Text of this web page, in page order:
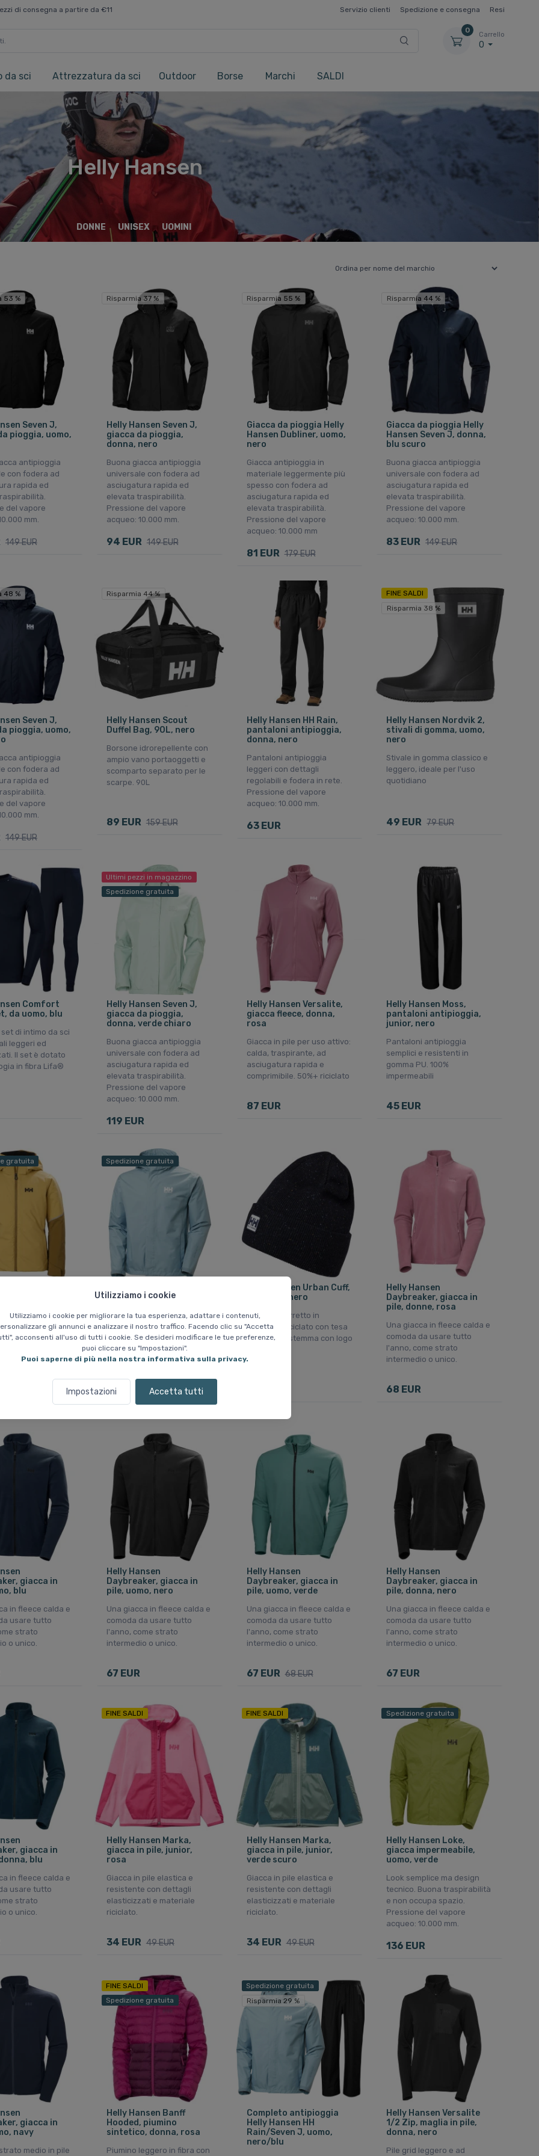
Utilizziamo i cookie
Utilizziamo i cookie per migliorare la tua esperienza, adattare i contenuti,
gli annunci e analizzare il nostro traffico. Facendo clic su "Accetta
acconsenti all'uso di tutti i cookie. Se desideri modificare le tue preferenze,
puoi cliccare su "Impostazioni".
Puoi saperne di più nella nostra informativa sulla privacy.
Impostazioni Accetta tutti
di consegna a partire da €11 Servizio clienti Spedizione e consegna Resi
0
Carrello
0
da sci Attrezzatura da sci Outdoor Borse Marchi SALDI
Helly Hansen
DONNE UNISEX UOMINI
53 %
Seven J,
pioggia, uomo,
antipioggia
con fodera ad
rapida ed
del vapore
mm.
149 EUR
Risparmia 37 %
Helly Hansen Seven J,
giacca da pioggia,
donna, nero
Buona giacca antipioggia
universale con fodera ad
asciugatura rapida ed
elevata traspirabilità.
Pressione del vapore
acqueo: 10.000 mm.
94 EUR 149 EUR
Risparmia 55 %
Giacca da pioggia Helly
Hansen Dubliner, uomo,
nero
Giacca antipioggia in
materiale leggermente più
spesso con fodera ad
asciugatura rapida ed
elevata traspirabilità.
Pressione del vapore
acqueo: 10.000 mm
81 EUR 179 EUR
Risparmia 44 %
Giacca da pioggia Helly
Hansen Seven J, donna,
blu scuro
Buona giacca antipioggia
universale con fodera ad
asciugatura rapida ed
elevata traspirabilità.
Pressione del vapore
acqueo: 10.000 mm.
83 EUR 149 EUR
48 %
Seven J,
pioggia, uomo,
antipioggia
con fodera ad
rapida ed
del vapore
mm.
149 EUR
Risparmia 44 %
Helly Hansen Scout
Duffel Bag, 90L, nero
Borsone idrorepellente con
ampio vano portaoggetti e
scomparto separato per le
scarpe. 90L
89 EUR 159 EUR
Helly Hansen HH Rain,
pantaloni antipioggia,
donna, nero
Pantaloni antipioggia
leggeri con dettagli
regolabili e fodera in rete.
Pressione del vapore
acqueo: 10.000 mm.
63 EUR
FINE SALDI
Risparmia 38 %
Helly Hansen Nordvik 2,
stivali di gomma, uomo,
nero
Stivale in gomma classico e
leggero, ideale per l'uso
quotidiano
49 EUR 79 EUR
Comfort
da uomo, blu
di intimo da sci
leggeri ed
Il set è dotato
in fibra Lifa®
Ultimi pezzi in magazzino
Spedizione gratuita
Helly Hansen Seven J,
giacca da pioggia,
donna, verde chiaro
Buona giacca antipioggia
universale con fodera ad
asciugatura rapida ed
elevata traspirabilità.
Pressione del vapore
acqueo: 10.000 mm.
119 EUR
Helly Hansen Versalite,
giacca fleece, donna,
rosa
Giacca in pile per uso attivo:
calda, traspirante, ad
asciugatura rapida e
comprimibile. 50%+ riciclato
87 EUR
Helly Hansen Moss,
pantaloni antipioggia,
junior, nero
Pantaloni antipioggia
semplici e resistenti in
gomma PU. 100%
impermeabili
45 EUR
gratuita
Jewel,
sci, junior,
equipaggiata e
ricca di
perfetta
l'inverno
Spedizione gratuita
giacca antipioggia,
Buona giacca antipioggia
universale con fodera ad
asciugatura rapida ed
elevata traspirabilità.
acqueo: 10.000 mm.
119 EUR
Helly Hansen Urban Cuff,
berretto, nero
Comodo berretto in
materiale riciclato con tesa
ripiegata e stemma con logo
Helly Hansen
Daybreaker, giacca in
pile, donne, rosa
Una giacca in fleece calda e
comoda da usare tutto
l'anno, come strato
intermedio o unico.
68 EUR
giacca in
blu
in fleece calda e
usare tutto
strato
o unico.
Helly Hansen
Daybreaker, giacca in
pile, uomo, nero
Una giacca in fleece calda e
comoda da usare tutto
l'anno, come strato
intermedio o unico.
67 EUR
Helly Hansen
Daybreaker, giacca in
pile, uomo, verde
Una giacca in fleece calda e
comoda da usare tutto
l'anno, come strato
intermedio o unico.
67 EUR 68 EUR
Helly Hansen
Daybreaker, giacca in
pile, donna, nero
Una giacca in fleece calda e
comoda da usare tutto
l'anno, come strato
intermedio o unico.
67 EUR
giacca in
blu
in fleece calda e
usare tutto
strato
o unico.
FINE SALDI
Helly Hansen Marka,
giacca in pile, junior,
rosa
Giacca in pile elastica e
resistente con dettagli
elasticizzati e materiale
riciclato.
34 EUR 49 EUR
FINE SALDI
Helly Hansen Marka,
giacca in pile, junior,
verde scuro
Giacca in pile elastica e
resistente con dettagli
elasticizzati e materiale
riciclato.
34 EUR 49 EUR
Spedizione gratuita
Helly Hansen Loke,
giacca impermeabile,
uomo, verde
Look semplice ma design
tecnico. Buona traspirabilità
e non occupa spazio.
Pressione del vapore
acqueo: 10.000 mm.
136 EUR
giacca in
navy
medio in pile
FINE SALDI
Spedizione gratuita
Helly Hansen Banff
Hooded, piumino
sintetico, donna, rosa
Piumino leggero in fibra con
Spedizione gratuita
Risparmia 29 %
Completo antipioggia
Helly Hansen HH
Rain/Seven J, uomo,
nero/blu
Helly Hansen Versalite
1/2 Zip, maglia in pile,
donna, nero
Pile grid leggero e ad